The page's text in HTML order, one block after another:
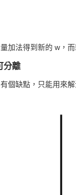
加法得到新的 w，
分離
個缺點，只能用來